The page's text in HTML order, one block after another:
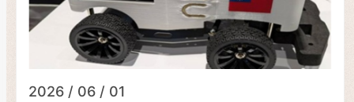
2026 / 06 / 01